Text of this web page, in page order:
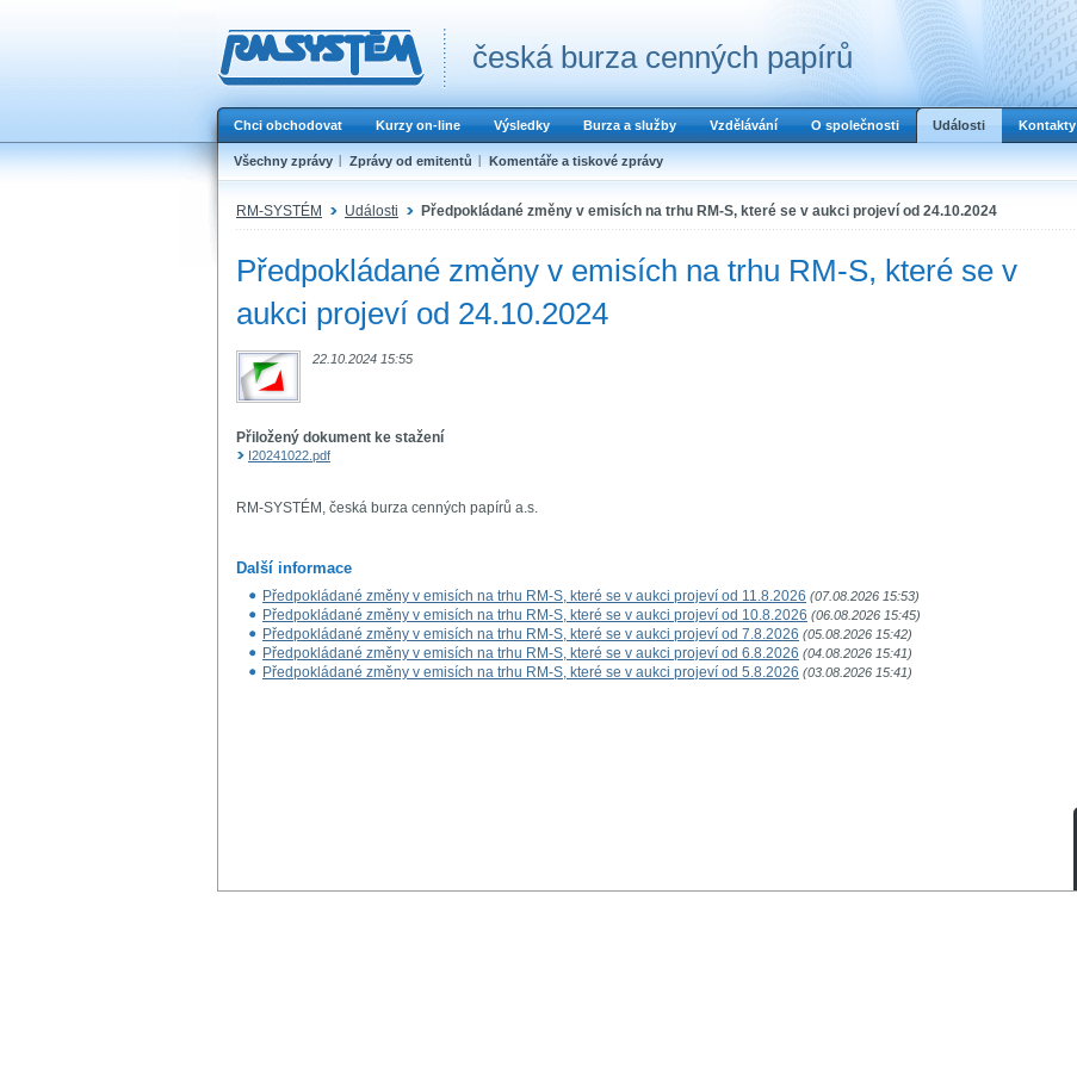
česká burza cenných papírů
Chci obchodovat Kurzy on-line Výsledky Burza a služby Vzdělávání O společnosti Události Kontakty
Všechny zprávy Zprávy od emitentů Komentáře a tiskové zprávy
RM-SYSTÉM Události Předpokládané změny v emisích na trhu RM-S, které se v aukci projeví od 24.10.2024
Předpokládané změny v emisích na trhu RM-S, které se v
aukci projeví od 24.10.2024
22.10.2024 15:55
Přiložený dokument ke stažení
I20241022.pdf
RM-SYSTÉM, česká burza cenných papírů a.s.
Další informace
Předpokládané změny v emisích na trhu RM-S, které se v aukci projeví od 11.8.2026 (07.08.2026 15:53)
Předpokládané změny v emisích na trhu RM-S, které se v aukci projeví od 10.8.2026 (06.08.2026 15:45)
Předpokládané změny v emisích na trhu RM-S, které se v aukci projeví od 7.8.2026 (05.08.2026 15:42)
Předpokládané změny v emisích na trhu RM-S, které se v aukci projeví od 6.8.2026 (04.08.2026 15:41)
Předpokládané změny v emisích na trhu RM-S, které se v aukci projeví od 5.8.2026 (03.08.2026 15:41)